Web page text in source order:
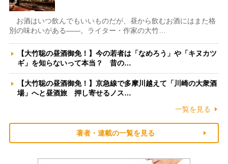
お酒はいつ飲んでもいいものだが、昼から飲むお酒にはまた格
別の味わいがある――。ライター・作家の大竹…
【大竹聡の昼酒御免！】今の若者は「なめろう」や「キヌカツ
ギ」を知らないって本当？ 昔の…
【大竹聡の昼酒御免！】京急線で多摩川越えて「川崎の大衆酒
場」へと昼酒旅 押し寄せるノス…
一覧を見る
著者・連載の一覧を見る